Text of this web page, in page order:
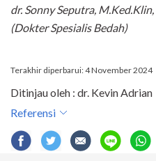
dr. Sonny Seputra, M.Ked.Klin,
(Dokter Spesialis Bedah)
Terakhir diperbarui: 4 November 2024